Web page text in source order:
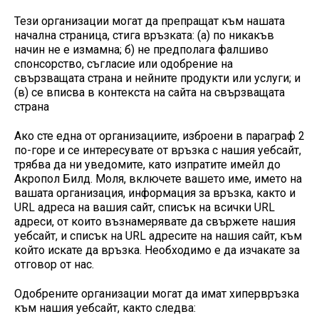
Тези организации могат да препращат към нашата
начална страница, стига връзката: (а) по никакъв
начин не е измамна; б) не предполага фалшиво
спонсорство, съгласие или одобрение на
свързващата страна и нейните продукти или услуги; и
(в) се вписва в контекста на сайта на свързващата
страна
Ако сте една от организациите, изброени в параграф 2
по-горе и се интересувате от връзка с нашия уебсайт,
трябва да ни уведомите, като изпратите имейл до
Акропол Билд. Моля, включете вашето име, името на
вашата организация, информация за връзка, както и
URL адреса на вашия сайт, списък на всички URL
адреси, от които възнамерявате да свържете нашия
уебсайт, и списък на URL адресите на нашия сайт, към
който искате да връзка. Необходимо е да изчакате за
отговор от нас.
Одобрените организации могат да имат хипервръзка
към нашия уебсайт, както следва: